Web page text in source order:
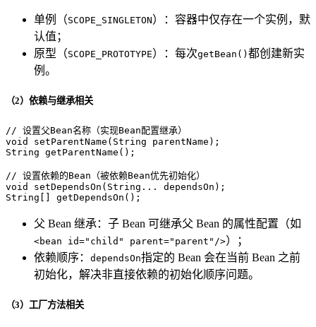
单例（SCOPE_SINGLETON）：容器中仅存在一个实例，默
认值；
原型（SCOPE_PROTOTYPE）：每次getBean() 都创建新实
例。
（2）依赖与继承相关
// 设置父Bean名称（实现Bean配置继承）
void
setParentName (String parentName) ;
String getParentName () ;
// 设置依赖的Bean（被依赖Bean优先初始化）
void
setDependsOn (String... dependsOn) ;
String[] getDependsOn();
父 Bean 继承：子 Bean 可继承父 Bean 的属性配置（如
<bean id="child" parent="parent"/>）；
依赖顺序： dependsOn指定的 Bean 会在当前 Bean 之前
初始化，解决非直接依赖的初始化顺序问题。
（3）工厂方法相关